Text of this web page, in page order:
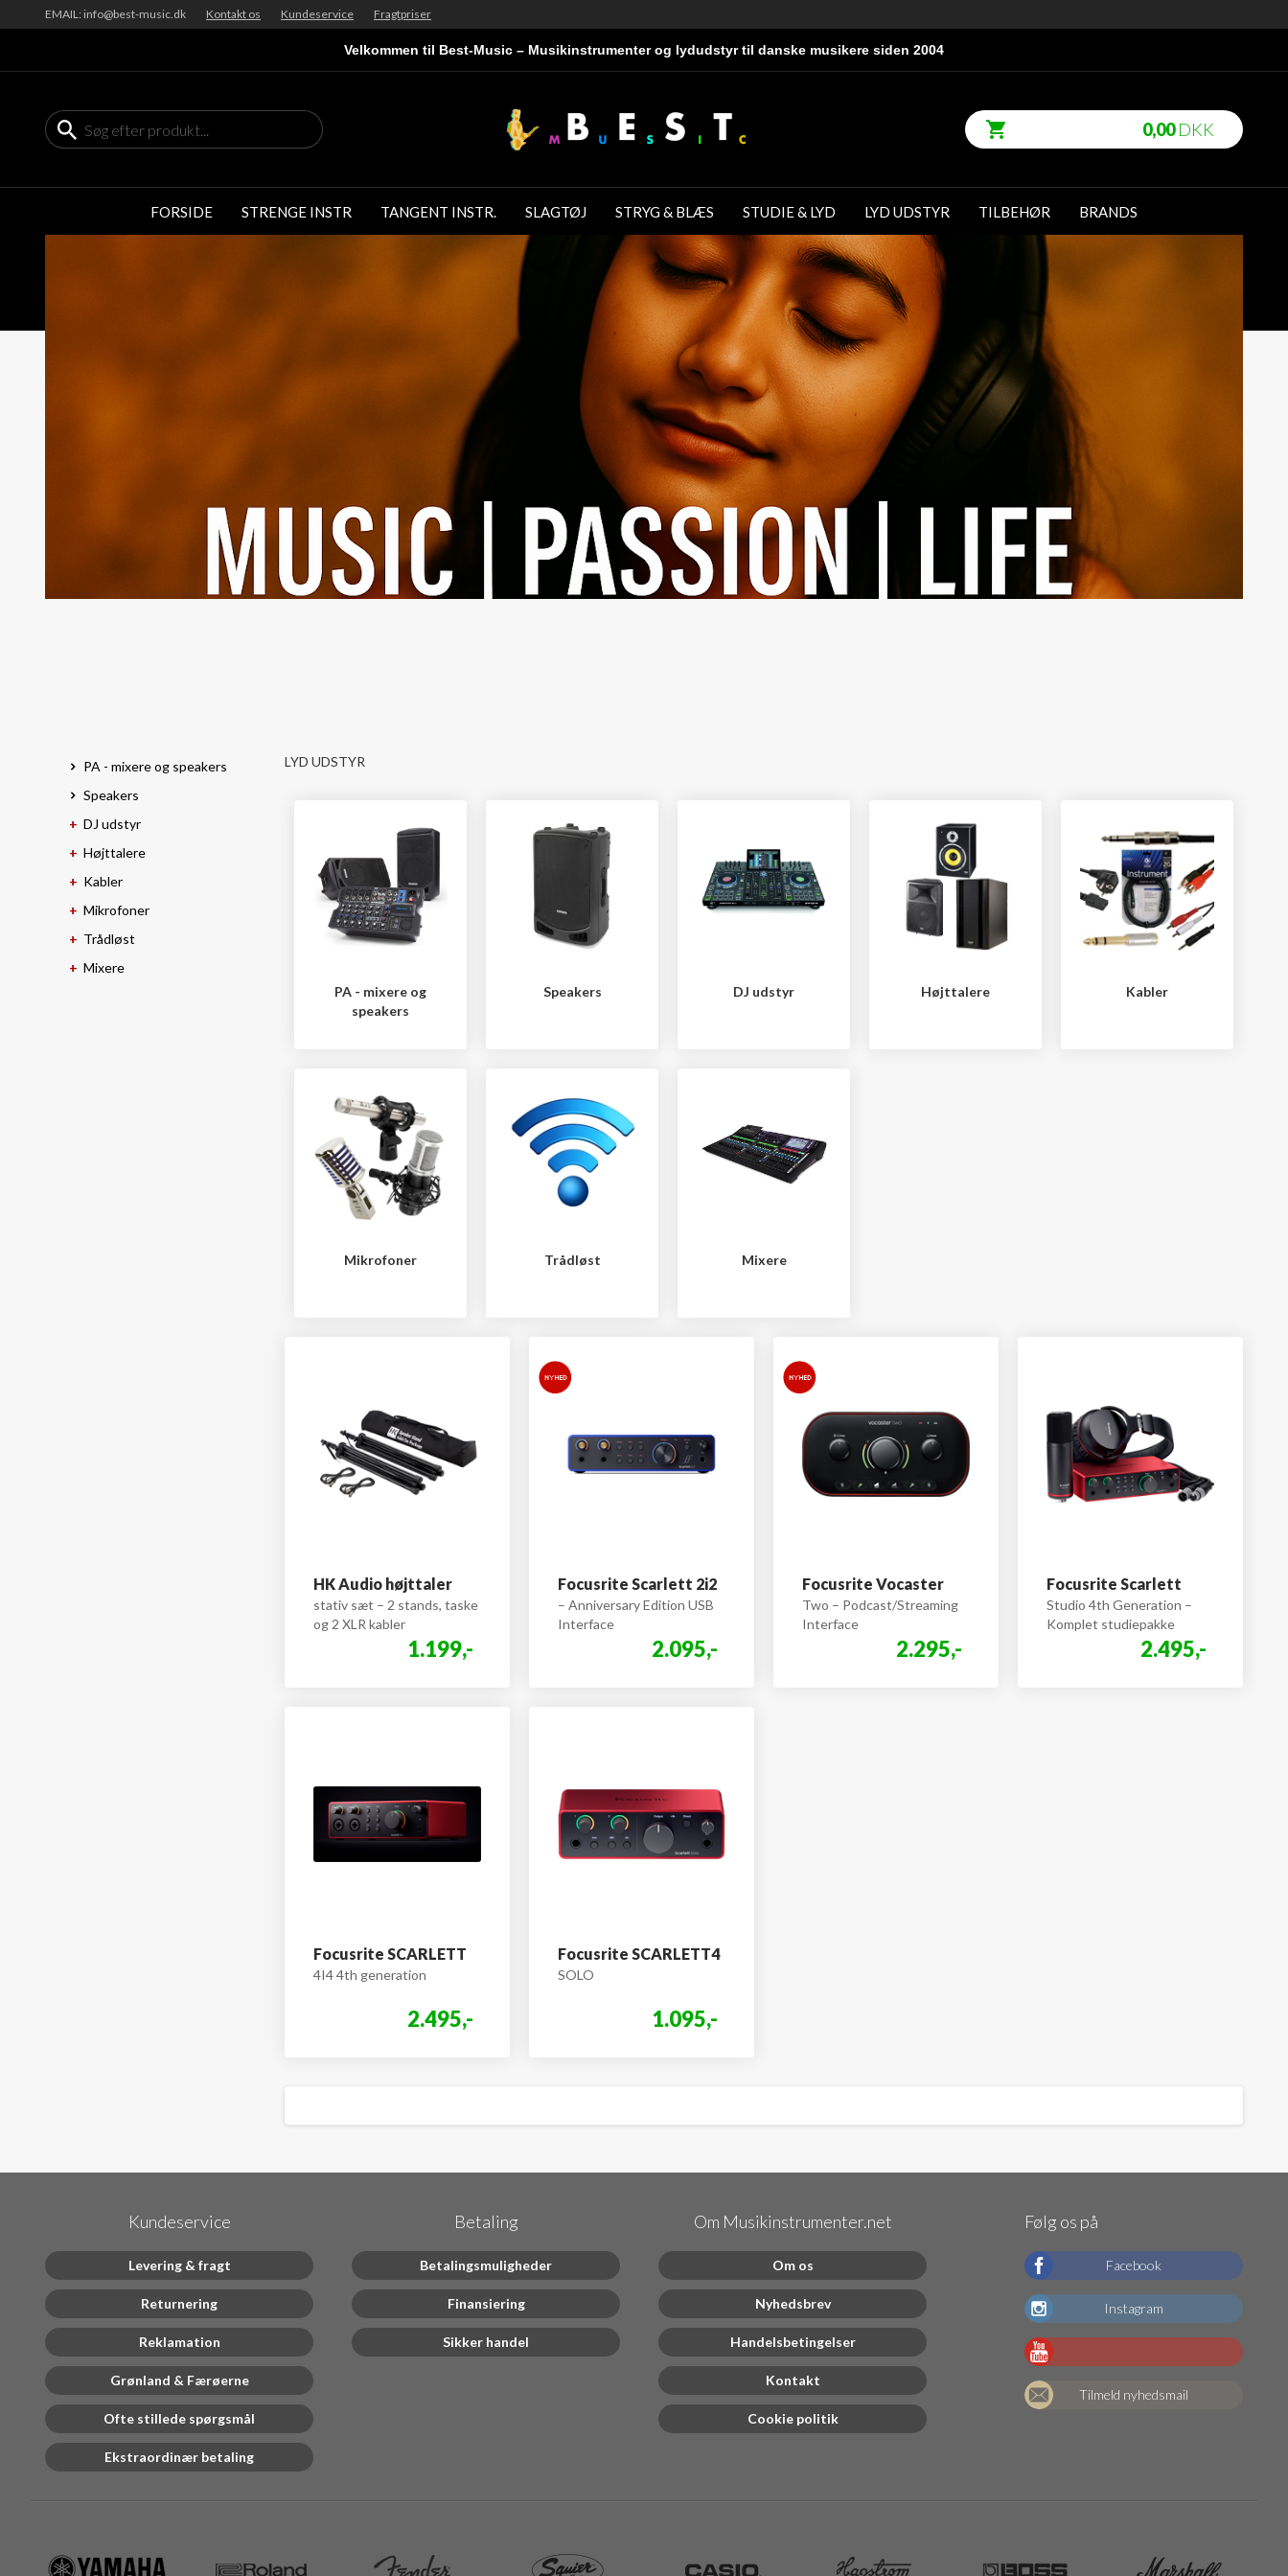
EMAIL: info@best-music.dk Kontakt os Kundeservice Fragtpriser
Velkommen til Best-Music – Musikinstrumenter og lydudstyr til danske musikere siden 2004
0,00DKK
FORSIDE STRENGE INSTR TANGENT INSTR. SLAGTØJ STRYG & BLÆS STUDIE & LYD LYD UDSTYR TILBEHØR BRANDS
PA - mixere og speakers
Speakers
DJ udstyr
Højttalere
Kabler
Mikrofoner
Trådløst
Mixere
LYD UDSTYR
PA - mixere og
speakers
Speakers DJ udstyr Højttalere Kabler
Mikrofoner Trådløst Mixere
HK Audio højttaler
stativ sæt – 2 stands, taske
og 2 XLR kabler
1.199,-
Focusrite Scarlett 2i2
– Anniversary Edition USB
Interface
2.095,-
Focusrite Vocaster
Two – Podcast/Streaming
Interface
2.295,-
Focusrite Scarlett
Studio 4th Generation –
Komplet studiepakke
2.495,-
Focusrite SCARLETT
4I4 4th generation
2.495,-
Focusrite SCARLETT4
SOLO
1.095,-
Kundeservice
Levering & fragt
Returnering
Reklamation
Grønland & Færøerne
Ofte stillede spørgsmål
Ekstraordinær betaling
Betaling
Betalingsmuligheder
Finansiering
Sikker handel
Om Musikinstrumenter.net
Om os
Nyhedsbrev
Handelsbetingelser
Kontakt
Cookie politik
Følg os på
Facebook
Instagram
Tilmeld nyhedsmail